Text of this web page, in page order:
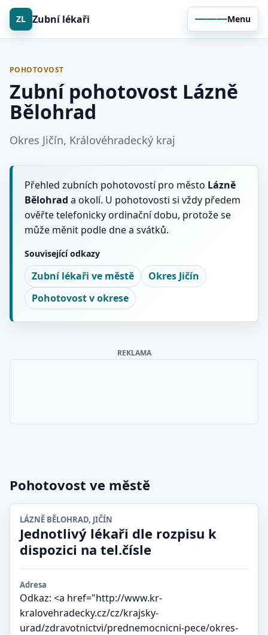
ZL Zubní lékaři Menu
POHOTOVOST
Zubní pohotovost Lázně
Bělohrad
Okres Jičín, Královéhradecký kraj
Přehled zubních pohotovostí pro město Lázně
Bělohrad a okolí. U pohotovosti si vždy předem
ověřte telefonicky ordinační dobu, protože se
může měnit podle dne a svátků.
Související odkazy
Zubní lékaři ve městě
Okres Jičín
Pohotovost v okrese
REKLAMA
Pohotovost ve městě
LÁZNĚ BĚLOHRAD, JIČÍN
Jednotlivý lékaři dle rozpisu k
dispozici na tel.čísle
Adresa
Odkaz: <a href="http://www.kr-
kralovehradecky.cz/cz/krajsky-
urad/zdravotnictvi/prednemocnicni-pece/okres-